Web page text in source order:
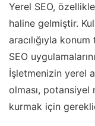
Yerel SEO,
haline gelmiştir.
aracılığıyla
SEO
İşletmenizin yerel
olması, potansiyel
kurmak için